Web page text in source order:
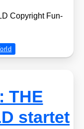
Copy­right Fun­
THE
startet